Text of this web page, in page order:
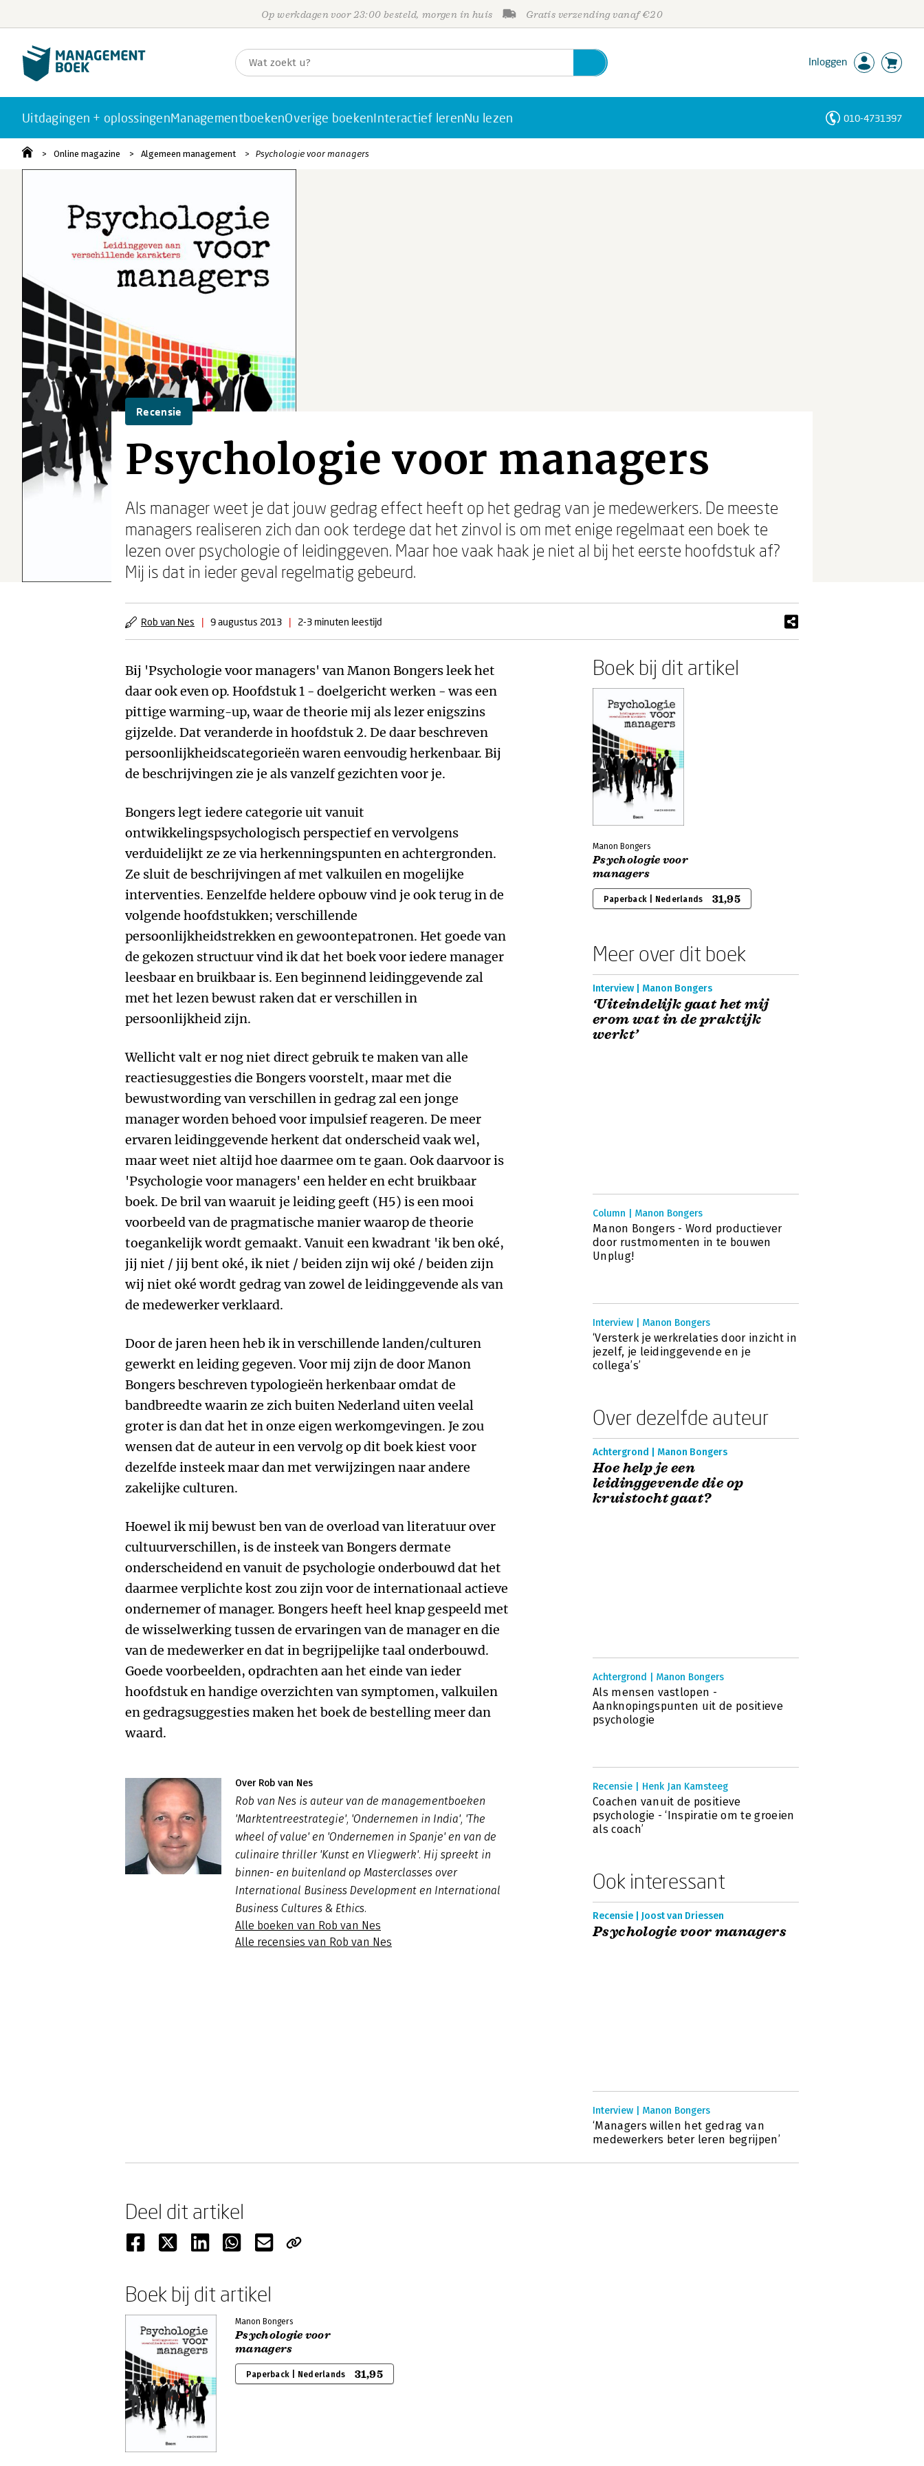
Op werkdagen voor 23:00 besteld, morgen in huis Gratis verzending vanaf €20
Inloggen
Uitdagingen + oplossingenManagementboekenOverige boekenInteractief lerenNu lezen 010-4731397
Online magazine Algemeen management Psychologie voor managers
Recensie
Psychologie voor managers
Als manager weet je dat jouw gedrag effect heeft op het gedrag van je medewerkers. De meeste
managers realiseren zich dan ook terdege dat het zinvol is om met enige regelmaat een boek te
lezen over psychologie of leidinggeven. Maar hoe vaak haak je niet al bij het eerste hoofdstuk af?
Mij is dat in ieder geval regelmatig gebeurd.
Rob van Nes | 9 augustus 2013 | 2-3 minuten leestijd
Bij 'Psychologie voor managers' van Manon Bongers leek het
daar ook even op. Hoofdstuk 1 - doelgericht werken - was een
pittige warming-up, waar de theorie mij als lezer enigszins
gijzelde. Dat veranderde in hoofdstuk 2. De daar beschreven
persoonlijkheidscategorieën waren eenvoudig herkenbaar. Bij
de beschrijvingen zie je als vanzelf gezichten voor je.
Bongers legt iedere categorie uit vanuit
ontwikkelingspsychologisch perspectief en vervolgens
verduidelijkt ze ze via herkenningspunten en achtergronden.
Ze sluit de beschrijvingen af met valkuilen en mogelijke
interventies. Eenzelfde heldere opbouw vind je ook terug in de
volgende hoofdstukken; verschillende
persoonlijkheidstrekken en gewoontepatronen. Het goede van
de gekozen structuur vind ik dat het boek voor iedere manager
leesbaar en bruikbaar is. Een beginnend leidinggevende zal
met het lezen bewust raken dat er verschillen in
persoonlijkheid zijn.
Wellicht valt er nog niet direct gebruik te maken van alle
reactiesuggesties die Bongers voorstelt, maar met die
bewustwording van verschillen in gedrag zal een jonge
manager worden behoed voor impulsief reageren. De meer
ervaren leidinggevende herkent dat onderscheid vaak wel,
maar weet niet altijd hoe daarmee om te gaan. Ook daarvoor is
'Psychologie voor managers' een helder en echt bruikbaar
boek. De bril van waaruit je leiding geeft (H5) is een mooi
voorbeeld van de pragmatische manier waarop de theorie
toegankelijk wordt gemaakt. Vanuit een kwadrant 'ik ben oké,
jij niet / jij bent oké, ik niet / beiden zijn wij oké / beiden zijn
wij niet oké wordt gedrag van zowel de leidinggevende als van
de medewerker verklaard.
Door de jaren heen heb ik in verschillende landen/culturen
gewerkt en leiding gegeven. Voor mij zijn de door Manon
Bongers beschreven typologieën herkenbaar omdat de
bandbreedte waarin ze zich buiten Nederland uiten veelal
groter is dan dat het in onze eigen werkomgevingen. Je zou
wensen dat de auteur in een vervolg op dit boek kiest voor
dezelfde insteek maar dan met verwijzingen naar andere
zakelijke culturen.
Hoewel ik mij bewust ben van de overload van literatuur over
cultuurverschillen, is de insteek van Bongers dermate
onderscheidend en vanuit de psychologie onderbouwd dat het
daarmee verplichte kost zou zijn voor de internationaal actieve
ondernemer of manager. Bongers heeft heel knap gespeeld met
de wisselwerking tussen de ervaringen van de manager en die
van de medewerker en dat in begrijpelijke taal onderbouwd.
Goede voorbeelden, opdrachten aan het einde van ieder
hoofdstuk en handige overzichten van symptomen, valkuilen
en gedragsuggesties maken het boek de bestelling meer dan
waard.
Over Rob van Nes
Rob van Nes is auteur van de managementboeken
'Marktentreestrategie', 'Ondernemen in India', 'The
wheel of value' en 'Ondernemen in Spanje' en van de
culinaire thriller 'Kunst en Vliegwerk'. Hij spreekt in
binnen- en buitenland op Masterclasses over
International Business Development en International
Business Cultures & Ethics.
Alle boeken van Rob van Nes
Alle recensies van Rob van Nes
Boek bij dit artikel
Manon Bongers
Psychologie voor
managers
Paperback | Nederlands 31,95
Meer over dit boek
Interview | Manon Bongers
‘Uiteindelijk gaat het mij
erom wat in de praktijk
werkt’
Column | Manon Bongers
Manon Bongers - Word productiever
door rustmomenten in te bouwen
Unplug!
Interview | Manon Bongers
‘Versterk je werkrelaties door inzicht in
jezelf, je leidinggevende en je
collega’s’
Over dezelfde auteur
Achtergrond | Manon Bongers
Hoe help je een
leidinggevende die op
kruistocht gaat?
Achtergrond | Manon Bongers
Als mensen vastlopen -
Aanknopingspunten uit de positieve
psychologie
Recensie | Henk Jan Kamsteeg
Coachen vanuit de positieve
psychologie - ‘Inspiratie om te groeien
als coach’
Ook interessant
Recensie | Joost van Driessen
Psychologie voor managers
Interview | Manon Bongers
‘Managers willen het gedrag van
medewerkers beter leren begrijpen’
Deel dit artikel
Boek bij dit artikel
Manon Bongers
Psychologie voor
managers
Paperback | Nederlands 31,95
Personen